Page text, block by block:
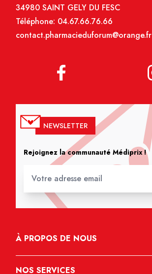
34980 SAINT GELY DU FESC
Téléphone: 04.67.66.76.66
contact.pharmacieduforum@orange.fr
NEWSLETTER
Rejoignez la communauté Médiprix !
À PROPOS DE NOUS
NOS SERVICES